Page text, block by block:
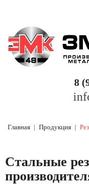
8
Балки
Колонны
Резервуары
❭ УСЛУГИ
Плазменная резка
Вальцовка металла
Главная Продукция
Стальные